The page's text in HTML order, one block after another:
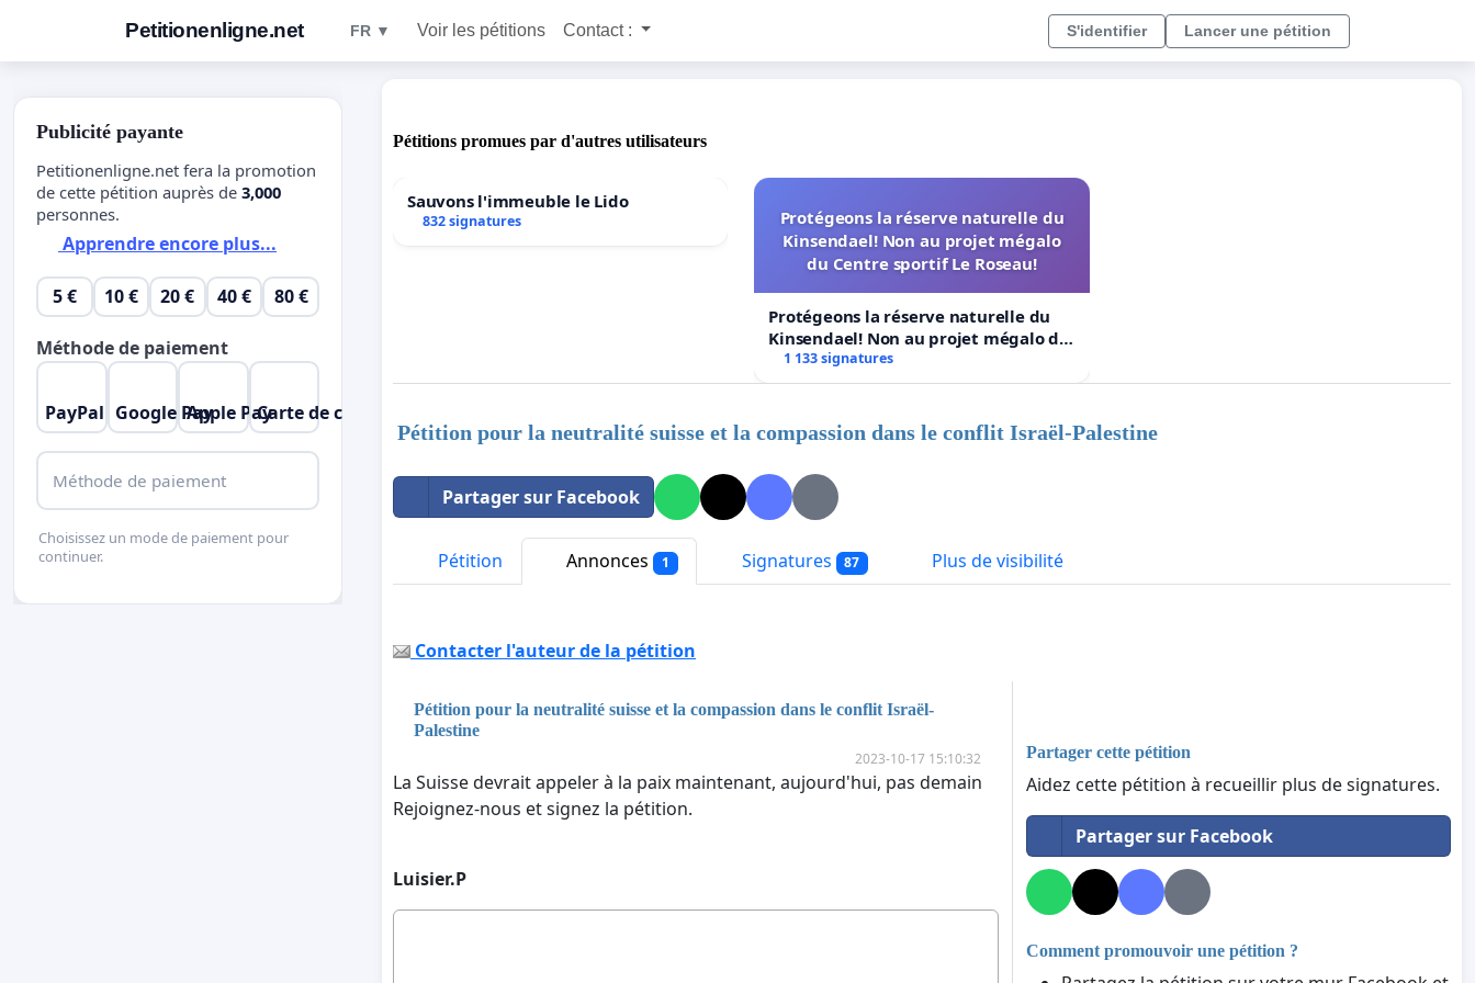
Petitionenligne.net FR ▼ Voir les pétitions Contact : S'identifier Lancer une pétition
Pétitions promues par d'autres utilisateurs
Sauvons l'immeuble le Lido
832 signatures
Protégeons la réserve naturelle du
Kinsendael! Non au projet mégalo
du Centre sportif Le Roseau!
Protégeons la réserve naturelle du
Kinsendael! Non au projet mégalo du
Centre sportif Le Roseau!
1 133 signatures
Pétition pour la neutralité suisse et la compassion dans le conflit Israël-Palestine
Partager sur Facebook
Pétition Annonces 1 Signatures 87 Plus de visibilité
Contacter l'auteur de la pétition
Pétition pour la neutralité suisse et la compassion dans le conflit Israël-
Palestine
2023-10-17 15:10:32
La Suisse devrait appeler à la paix maintenant, aujourd'hui, pas demain
Rejoignez-nous et signez la pétition.
Luisier.P
Partager cette pétition
Aidez cette pétition à recueillir plus de signatures.
Partager sur Facebook
Comment promouvoir une pétition ?
Publicité payante
Petitionenligne.net fera la promotion
de cette pétition auprès de 3,000
personnes.
Apprendre encore plus...
5 € 10 € 20 € 40 € 80 €
Méthode de paiement
PayPal Google PayApple PayCarte de crédit
Méthode de paiement
Choisissez un mode de paiement pour
continuer.